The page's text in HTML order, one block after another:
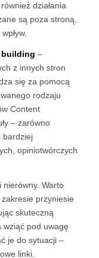
działania
są poza stroną,
–
z innych stron
się za pomocą
rodzaju
Content
– zarówno
bardziej
opiniotwórczych
nierówny. Warto
przyniesie
skuteczną
pod uwagę
je do sytuacji –
linki.